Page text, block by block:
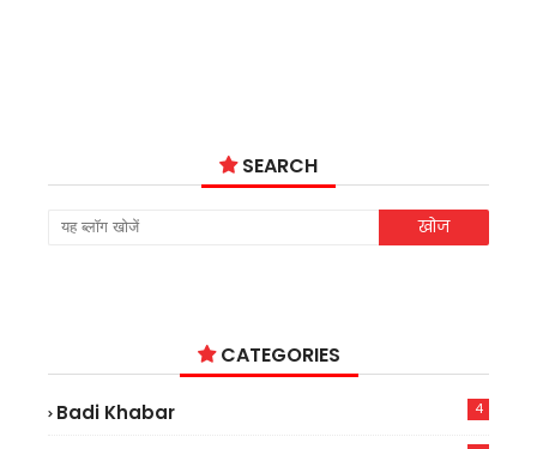
SEARCH
CATEGORIES
Badi Khabar 4